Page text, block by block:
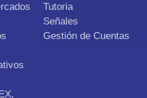
Tutoria
Señales
Gestión de Cuentas